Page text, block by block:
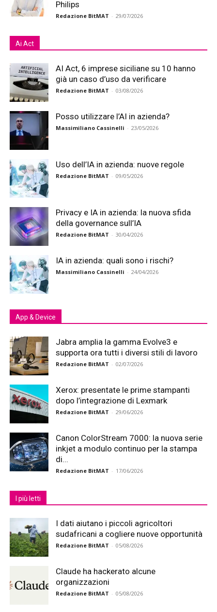
Philips
Redazione BitMAT - 29/07/2026
Ai Act
AI Act, 6 imprese siciliane su 10 hanno
già un caso d’uso da verificare
Redazione BitMAT - 03/08/2026
Posso utilizzare l’AI in azienda?
Massimiliano Cassinelli - 23/05/2026
Uso dell’IA in azienda: nuove regole
Redazione BitMAT - 09/05/2026
Privacy e IA in azienda: la nuova sfida
della governance sull’IA
Redazione BitMAT - 30/04/2026
IA in azienda: quali sono i rischi?
Massimiliano Cassinelli - 24/04/2026
App & Device
Jabra amplia la gamma Evolve3 e
supporta ora tutti i diversi stili di lavoro
Redazione BitMAT - 02/07/2026
Xerox: presentate le prime stampanti
dopo l’integrazione di Lexmark
Redazione BitMAT - 29/06/2026
Canon ColorStream 7000: la nuova serie
inkjet a modulo continuo per la stampa
di...
Redazione BitMAT - 17/06/2026
I più letti
I dati aiutano i piccoli agricoltori
sudafricani a cogliere nuove opportunità
Redazione BitMAT - 05/08/2026
Claude ha hackerato alcune
organizzazioni
Redazione BitMAT - 05/08/2026